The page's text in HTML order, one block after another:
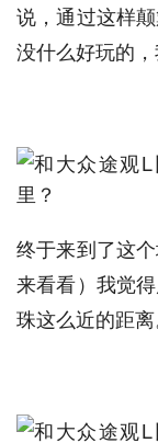
说，通过这样
没什么好玩的，
终于来到了这
来看看）我觉
珠这么近的距离